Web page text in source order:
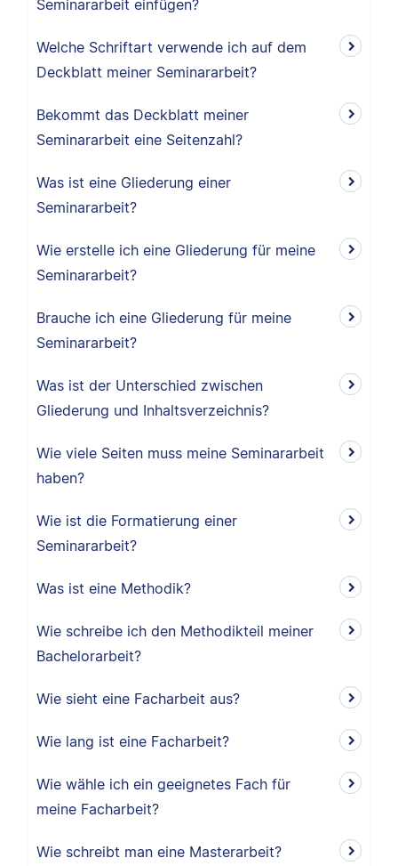
Seminararbeit einfügen?
Welche Schriftart verwende ich auf dem
Deckblatt meiner Seminararbeit?
Bekommt das Deckblatt meiner
Seminararbeit eine Seitenzahl?
Was ist eine Gliederung einer
Seminararbeit?
Wie erstelle ich eine Gliederung für meine
Seminararbeit?
Brauche ich eine Gliederung für meine
Seminararbeit?
Was ist der Unterschied zwischen
Gliederung und Inhaltsverzeichnis?
Wie viele Seiten muss meine Seminararbeit
haben?
Wie ist die Formatierung einer
Seminararbeit?
Was ist eine Methodik?
Wie schreibe ich den Methodikteil meiner
Bachelorarbeit?
Wie sieht eine Facharbeit aus?
Wie lang ist eine Facharbeit?
Wie wähle ich ein geeignetes Fach für
meine Facharbeit?
Wie schreibt man eine Masterarbeit?